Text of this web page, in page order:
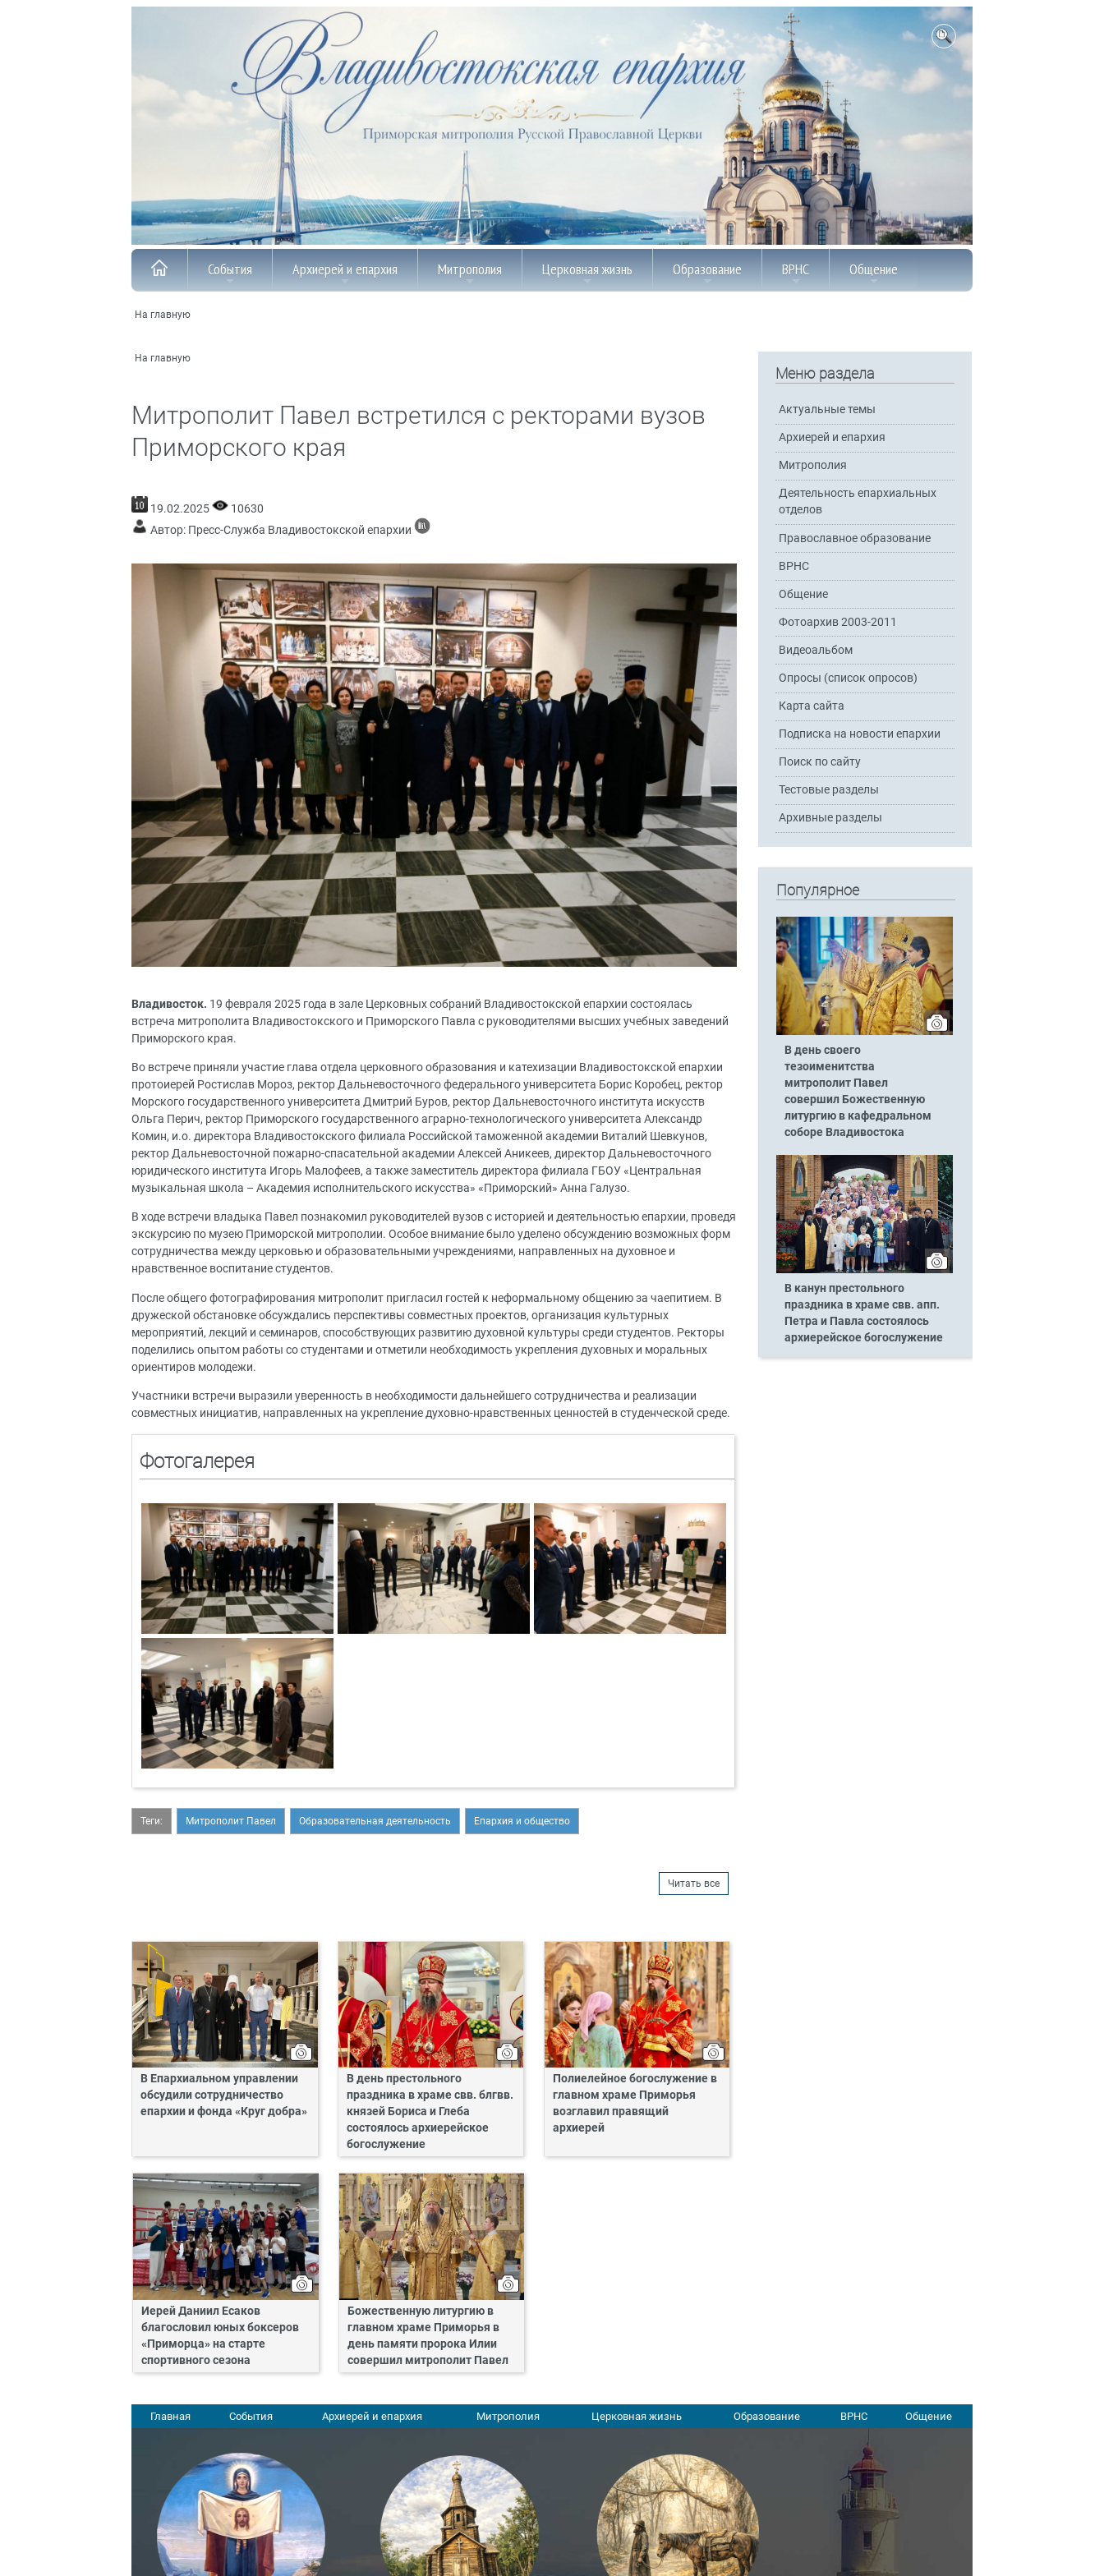
События Архиерей и епархия Митрополия Церковная жизнь Образование ВРНС Общение
На главную
На главную
Митрополит Павел встретился с ректорами вузов
Приморского края
19.02.2025
10630
Автор: Пресс-Служба Владивостокской епархии
Владивосток. 19 февраля 2025 года в зале Церковных собраний Владивостокской епархии состоялась
встреча митрополита Владивостокского и Приморского Павла с руководителями высших учебных заведений
Приморского края.
Во встрече приняли участие глава отдела церковного образования и катехизации Владивостокской епархии
протоиерей Ростислав Мороз, ректор Дальневосточного федерального университета Борис Коробец, ректор
Морского государственного университета Дмитрий Буров, ректор Дальневосточного института искусств
Ольга Перич, ректор Приморского государственного аграрно-технологического университета Александр
Комин, и.о. директора Владивостокского филиала Российской таможенной академии Виталий Шевкунов,
ректор Дальневосточной пожарно-спасательной академии Алексей Аникеев, директор Дальневосточного
юридического института Игорь Малофеев, а также заместитель директора филиала ГБОУ «Центральная
музыкальная школа – Академия исполнительского искусства» «Приморский» Анна Галузо.
В ходе встречи владыка Павел познакомил руководителей вузов с историей и деятельностью епархии, проведя
экскурсию по музею Приморской митрополии. Особое внимание было уделено обсуждению возможных форм
сотрудничества между церковью и образовательными учреждениями, направленных на духовное и
нравственное воспитание студентов.
После общего фотографирования митрополит пригласил гостей к неформальному общению за чаепитием. В
дружеской обстановке обсуждались перспективы совместных проектов, организация культурных
мероприятий, лекций и семинаров, способствующих развитию духовной культуры среди студентов. Ректоры
поделились опытом работы со студентами и отметили необходимость укрепления духовных и моральных
ориентиров молодежи.
Участники встречи выразили уверенность в необходимости дальнейшего сотрудничества и реализации
совместных инициатив, направленных на укрепление духовно-нравственных ценностей в студенческой среде.
Фотогалерея
Теги: Митрополит Павел Образовательная деятельность Епархия и общество
Читать все
В Епархиальном управлении
обсудили сотрудничество
епархии и фонда «Круг добра»
В день престольного
праздника в храме свв. блгвв.
князей Бориса и Глеба
состоялось архиерейское
богослужение
Полиелейное богослужение в
главном храме Приморья
возглавил правящий
архиерей
Иерей Даниил Есаков
благословил юных боксеров
«Приморца» на старте
спортивного сезона
Божественную литургию в
главном храме Приморья в
день памяти пророка Илии
совершил митрополит Павел
Меню раздела
Актуальные темы
Архиерей и епархия
Митрополия
Деятельность епархиальных
отделов
Православное образование
ВРНС
Общение
Фотоархив 2003-2011
Видеоальбом
Опросы (список опросов)
Карта сайта
Подписка на новости епархии
Поиск по сайту
Тестовые разделы
Архивные разделы
Популярное
В день своего
тезоименитства
митрополит Павел
совершил Божественную
литургию в кафедральном
соборе Владивостока
В канун престольного
праздника в храме свв. апп.
Петра и Павла состоялось
архиерейское богослужение
Главная События Архиерей и епархия Митрополия Церковная жизнь Образование ВРНС Общение